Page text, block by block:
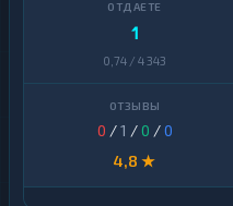
1
0,74 / 4 343
0 /1 /0 /0
4,8 ★